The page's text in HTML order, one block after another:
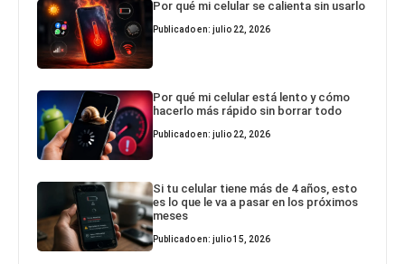
Por qué mi celular se calienta sin usarlo
Publicado en: julio 22, 2026
Por qué mi celular está lento y cómo
hacerlo más rápido sin borrar todo
Publicado en: julio 22, 2026
Si tu celular tiene más de 4 años, esto
es lo que le va a pasar en los próximos
meses
Publicado en: julio 15, 2026